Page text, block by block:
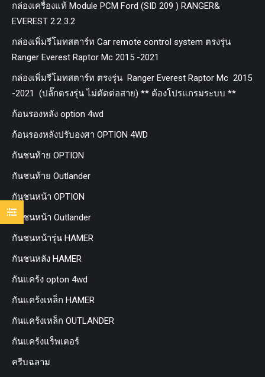
กล่องเครื่องแท้ Module PCM Ford (SID 209 ) RANGER&
EVEREST 2.2 3.2
กล่องเพิ่มรีโมทสตาร์ท Car remote control system ตรงรุ่น
Ranger Everest Raptor Mc 2015 -2021
กล่องเพิ่มรีโมทสตาร์ท ตรงรุ่น Ranger Everest Raptor Mc 2015
-2021 (ปลั๊กตรงรุ่น ไม่ตัดต่อสาย) ** ต้องโปรแกรมระบบ **
ก้อนรองหลัง option 4wd
ก้อนรองหลังปรับองศา OPTION 4WD
กันชนท้าย OPTION
กันชนท้าย Outlander
กันชนหน้า OPTION
กันชนหน้า Outlander
กันชนหน้ารุ่น HAMER
กันชนหลัง HAMER
กันแคร้ง opton 4wd
กันแคร้งเหล็ก HAMER
กันแคร้งเหล็ก OUTLANDER
กันแคร้งแร็พเตอร์
ครีบฉลาม